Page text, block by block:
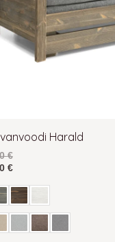
vastu aga on
voodiraami
esemete ligi liigset
Harald
€
€